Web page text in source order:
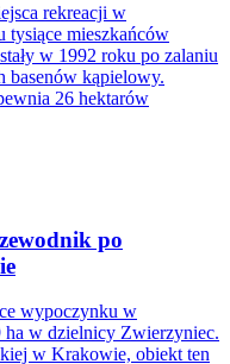
rekreacji w
tysiące mieszkańców
w 1992 roku po zalaniu
basenów kąpielowy.
26 hektarów
po
wypoczynku w
w dzielnicy Zwierzyniec.
w Krakowie, obiekt ten